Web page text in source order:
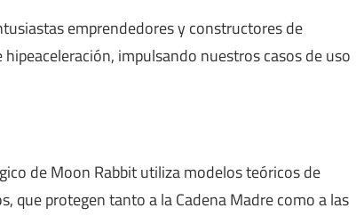
emprendedores y constructores de
impulsando nuestros casos de uso
de Moon Rabbit utiliza modelos teóricos de
que protegen tanto a la Cadena Madre como a las